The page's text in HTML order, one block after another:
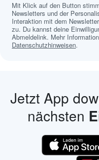
Mit Klick auf den Button
Newsletters und der
Interaktion mit dem
zu. Du kannst deine
Abmeldelink. Mehr
Datenschutzhinweisen.
Jetzt App
nächsten